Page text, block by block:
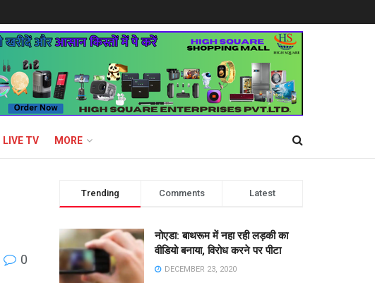
LIVE TV MORE
0
Trending Comments Latest
नोएडा: बाथरूम में नहा रही लड़की का
वीडियो बनाया, विरोध करने पर पीटा
DECEMBER 23, 2020